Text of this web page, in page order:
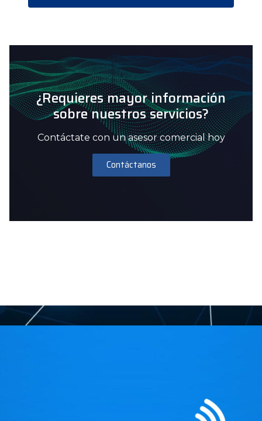
¿Requieres mayor información
sobre nuestros servicios?
Contáctate con un asesor comercial hoy
Contáctanos